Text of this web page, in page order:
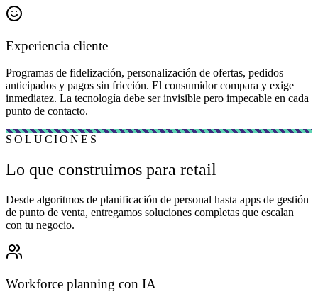
Experiencia cliente
Programas de fidelización, personalización de ofertas, pedidos
anticipados y pagos sin fricción. El consumidor compara y exige
inmediatez. La tecnología debe ser invisible pero impecable en cada
punto de contacto.
SOLUCIONES
Lo que construimos para retail
Desde algoritmos de planificación de personal hasta apps de gestión
de punto de venta, entregamos soluciones completas que escalan
con tu negocio.
Workforce planning con IA